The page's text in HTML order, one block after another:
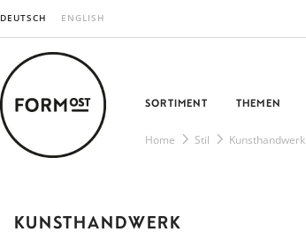
DEUTSCH ENGLISH
SORTIMENT THEMEN
Home Stil Kunsthandwerk
KUNSTHANDWERK